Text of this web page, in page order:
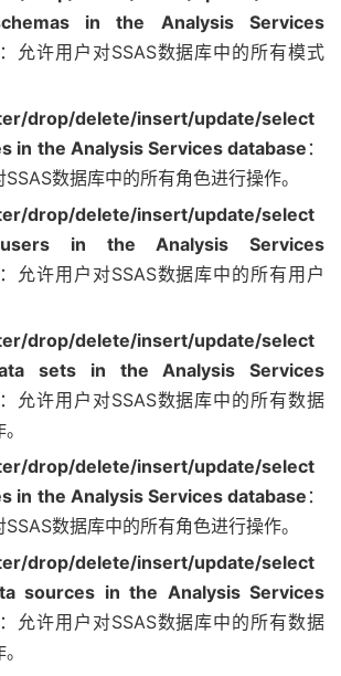
in the Analysis Services
：允许用户对SSAS数据库中的所有模式
drop/delete/insert/update/select
in the Analysis Services database ：
数据库中的所有角色进行操作。
drop/delete/insert/update/select
in the Analysis Services
：允许用户对SSAS数据库中的所有用户
drop/delete/insert/update/select
sets in the Analysis Services
：允许用户对SSAS数据库中的所有数据
drop/delete/insert/update/select
in the Analysis Services database ：
数据库中的所有角色进行操作。
drop/delete/insert/update/select
sources in the Analysis Services
：允许用户对SSAS数据库中的所有数据